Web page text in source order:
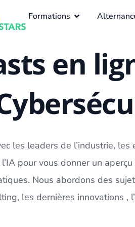
Formations
en
les leaders de l’industrie, les
pour vous donner un
Nous abordons des
les dernières innovations , l’